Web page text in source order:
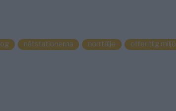
nätstationerna norrtälje
offentlig miljö